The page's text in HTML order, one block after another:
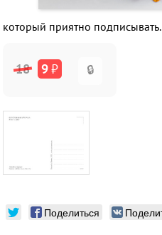
который приятно подписывать.
18 9₽ 🔒
Поделиться